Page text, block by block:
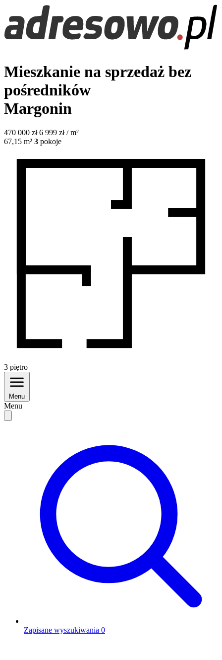
Mieszkanie na sprzedaż bez
pośredników
Margonin
470 000 zł 6 999 zł / m²
67,15 m² 3 pokoje
3 piętro
Menu
Menu
Zapisane wyszukiwania 0